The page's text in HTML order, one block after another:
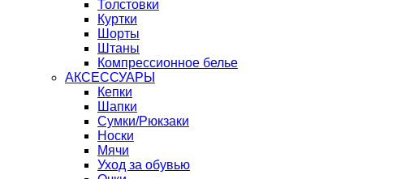
Толстовки
Куртки
Шорты
Штаны
Компрессионное белье
АКСЕССУАРЫ
Кепки
Шапки
Сумки/Рюкзаки
Носки
Мячи
Уход за обувью